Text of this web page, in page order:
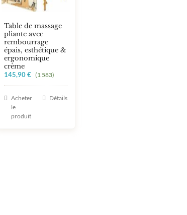
Table de massage
pliante avec
rembourrage
épais, esthétique &
ergonomique
crème
145,90€ (1 583)
Acheter
le
produit
Détails